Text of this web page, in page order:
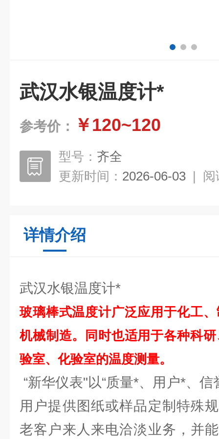
武汉水银温度计*
参考价： ￥120~120
型号： 齐全
更新时间： 2026-06-03 | 阅
详情介绍
武汉水银温度计*
玻璃棒式温度计广泛应用于化工
机械制造。同时也适用于各种科
验室、化验室的温度测量。
“新华仪表"以“质量*、用户*、
用户提供图纸或样品定制特殊
老客户来人来电洽淡业务，并